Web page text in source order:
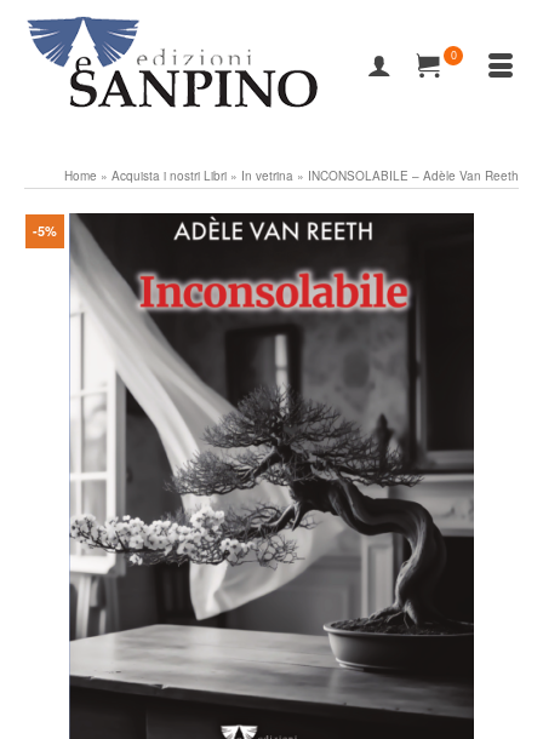
0
Home » Acquista i nostri Libri » In vetrina » INCONSOLABILE – Adèle Van Reeth
-5%